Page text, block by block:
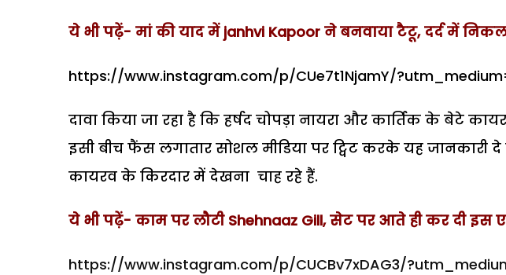
ये भी पढ़ें- मां की याद में janhvi Kapoor ने बनवाया टैटू, दर्द में
https://www.instagram.com/p/CUe7t1NjamY/
दावा किया जा रहा है कि हर्षद चोपड़ा नायरा और कार्तिक के बेटे
इसी बीच फैंस लगातार सोशल मीडिया पर ट्विट करके यह जानकारी दे
कायरव के किरदार में देखना चाह रहे हैं.
ये भी पढ़ें- काम पर लौटी Shehnaaz Gill, सेट पर आते ही कर दी इस
https://www.instagram.com/p/CUCBv7xDAG3/